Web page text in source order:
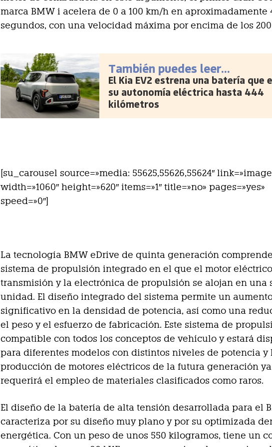
marca BMW i acelera de 0 a 100 km/h en aproximadamente
segundos, con una velocidad máxima por encima de los
También puedes leer...
El Kia EV2 estrena una batería que
su autonomía eléctrica hasta 444
kilómetros
[su_carousel source=»media: 55625,55626,55624″
width=»1060″ height=»620″ items=»1″ title=»no» pages=»yes»
speed=»0″]
La tecnología BMW eDrive de quinta generación
sistema de propulsión integrado en el que el motor
transmisión y la electrónica de propulsión se alojan en una
unidad. El diseño integrado del sistema permite un
significativo en la densidad de potencia, así como una
el peso y el esfuerzo de fabricación. Este sistema de
compatible con todos los conceptos de vehículo y estará
para diferentes modelos con distintos niveles de potencia y
producción de motores eléctricos de la futura generación
requerirá el empleo de materiales clasificados como raros.
El diseño de la batería de alta tensión desarrollada para el
caracteriza por su diseño muy plano y por su optimizada
energética. Con un peso de unos 550 kilogramos, tiene un